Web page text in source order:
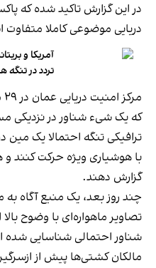
در این گزارش تاکید شده که
دریایی موضوعی کاملا
آمریکا و
تردد در تنگه
که یک شیء شناور در نزدیکی
ترافیکی تنگه احتمالا یک
با هوشیاری ویژه حرکت کنند
گزارش دهند.
چند روز بعد، یک منبع آگاه به
شناور احتمالی شناسایی
مالکان کشتی‌ها پیش از